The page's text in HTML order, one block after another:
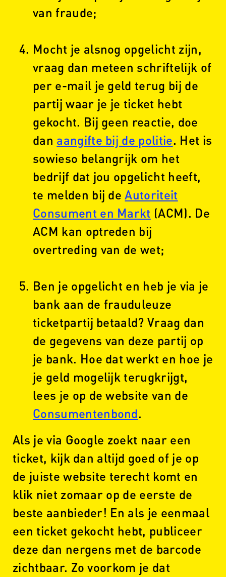
van fraude;
Mocht je alsnog opgelicht zijn,
vraag dan meteen schriftelijk of
per e-mail je geld terug bij de
partij waar je je ticket hebt
gekocht. Bij geen reactie, doe
dan aangifte bij de politie. Het is
sowieso belangrijk om het
bedrijf dat jou opgelicht heeft,
te melden bij deAutoriteit
Consument en Markt (ACM). De
ACM kan optreden bij
overtreding van de wet;
Ben je opgelicht en heb je via je
bank aan de frauduleuze
ticketpartij betaald? Vraag dan
de gegevens van deze partij op
je bank. Hoe dat werkt en hoe je
je geld mogelijk terugkrijgt,
lees je op de website van de
Consumentenbond.
Als je via Google zoekt naar een
ticket, kijk dan altijd goed of je op
de juiste website terecht komt en
klik niet zomaar op de eerste de
beste aanbieder! En als je eenmaal
een ticket gekocht hebt, publiceer
deze dan nergens met de barcode
zichtbaar. Zo voorkom je dat